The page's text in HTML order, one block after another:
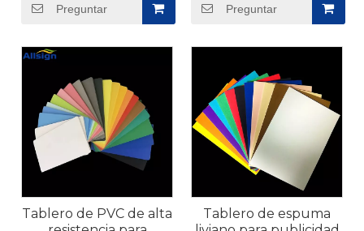
Preguntar Preguntar
Tablero de PVC de alta
Tablero de espuma